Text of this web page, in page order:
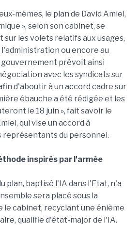
mêmes, le plan de David Amiel,
», selon son cabinet, se
sur les volets relatifs aux usages,
ou encore au
gouvernement prévoit ainsi
avec les syndicats sur
d'aboutir à un accord cadre sur
ébauche a été rédigée et les
le 18 juin », fait savoir le
qui vise un accord à
représentants du personnel.
inspirés par l'armée
plan, baptisé l'IA dans l'Etat, n'a
sera placé sous la
le cabinet, recyclant une énième
qualifie d'état-major de l'IA.